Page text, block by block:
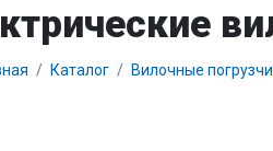
Каталог Вилочные